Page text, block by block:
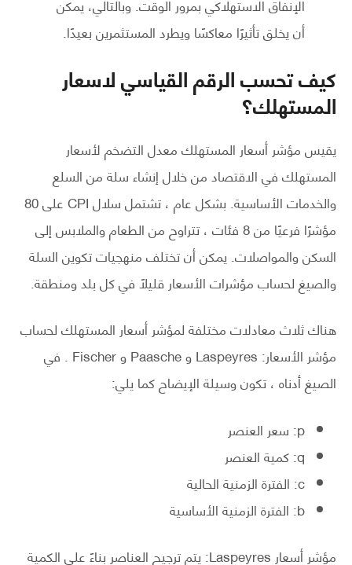
أن يخلق تأثيرًا معاكسًا ويطرد المستثمرين بعيدًا.
كيف تحسب الرقم القياسي لاسعار
المستهلك؟
يقيس مؤشر أسعار المستهلك معدل التضخم لأسعار
المستهلك في الاقتصاد من خلال إنشاء سلة من السلع
والخدمات الأساسية. بشكل عام ، تشتمل سلال CPI على 80
مؤشرًا فرعيًا من 8 فئات ، تتراوح من الطعام والملابس إلى
السكن والمواصلات. يمكن أن تختلف منهجيات تكوين السلة
والصيغ لحساب مؤشرات الأسعار قليلاً في كل بلد ومنطقة.
هناك ثلاث معادلات مختلفة لمؤشر أسعار المستهلك لحساب
مؤشر الأسعار: Laspeyres و Paasche و Fischer . في
الصيغ أدناه ، تكون وسيلة الإيضاح كما يلي:
p: سعر العنصر
q: كمية العنصر
c: الفترة الزمنية الحالية
b: الفترة الزمنية الأساسية
مؤشر أسعار Laspeyres: يتم ترجيح العناصر بناءً على الكمية